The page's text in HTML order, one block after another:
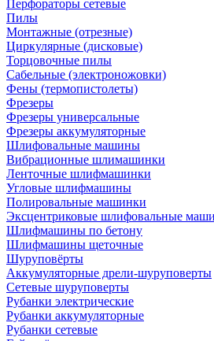
Перфораторы сетевые
Пилы
Монтажные (отрезные)
Циркулярные (дисковые)
Торцовочные пилы
Сабельные (электроножовки)
Фены (термопистолеты)
Фрезеры
Фрезеры универсальные
Фрезеры аккумуляторные
Шлифовальные машины
Вибрационные шлимашинки
Ленточные шлифмашинки
Угловые шлифмашины
Полировальные машинки
Эксцентриковые шлифовальные
Шлифмашины по бетону
Шлифмашины щеточные
Шуруповёрты
Аккумуляторные дрели-шуруповерты
Сетевые шуруповерты
Рубанки электрические
Рубанки аккумуляторные
Рубанки сетевые